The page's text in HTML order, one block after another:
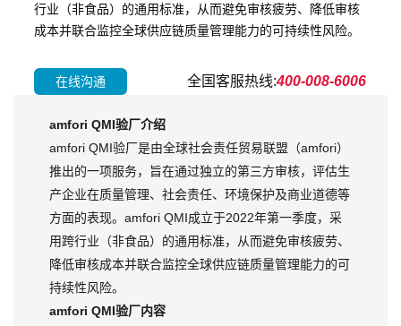
行业（非食品）的通用标准，从而避免审核疲劳、降低审核
成本并联合监控全球供应链质量管理能力的可持续性风险。
在线沟通 全国客服热线:400-008-6006
amfori QMI验厂介绍
amfori QMI验厂是由全球社会责任贸易联盟（amfori）
推出的一项服务，旨在通过独立的第三方审核，评估生
产企业在质量管理、社会责任、环境保护及商业道德等
方面的表现。amfori QMI成立于2022年第一季度，采
用跨行业（非食品）的通用标准，从而避免审核疲劳、
降低审核成本并联合监控全球供应链质量管理能力的可
持续性风险。
amfori QMI验厂内容